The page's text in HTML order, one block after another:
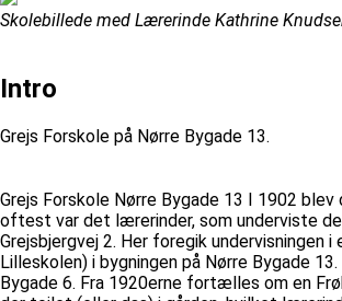
Skolebillede med Lærerinde Kathrine
Intro
Grejs Forskole på Nørre Bygade 13.
Grejs Forskole Nørre Bygade 13 I 1902
oftest var det lærerinder, som underviste de
Grejsbjergvej 2. Her foregik
Lilleskolen) i bygningen på Nørre Bygade
Bygade 6. Fra 1920erne fortælles om en